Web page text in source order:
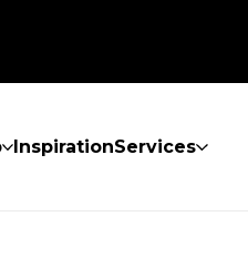
InspirationServices